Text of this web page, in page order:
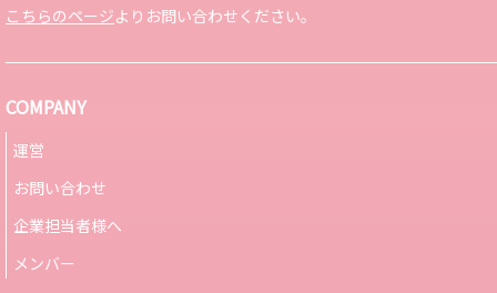
こちらのページよりお問い合わせください。
COMPANY
運営
お問い合わせ
企業担当者様へ
メンバー